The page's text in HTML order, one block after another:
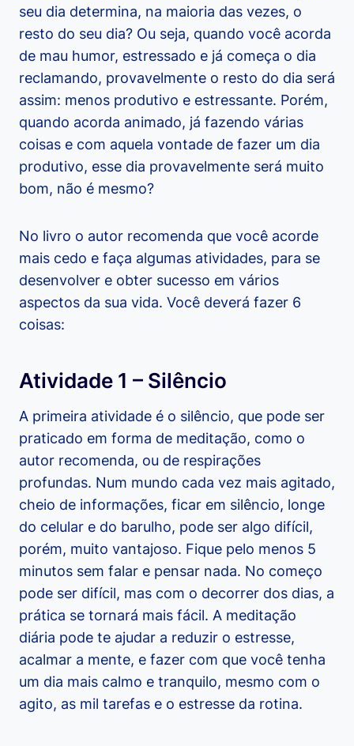
seu dia determina, na maioria das vezes, o
resto do seu dia? Ou seja, quando você acorda
de mau humor, estressado e já começa o dia
reclamando, provavelmente o resto do dia será
assim: menos produtivo e estressante. Porém,
quando acorda animado, já fazendo várias
coisas e com aquela vontade de fazer um dia
produtivo, esse dia provavelmente será muito
bom, não é mesmo?
No livro o autor recomenda que você acorde
mais cedo e faça algumas atividades, para se
desenvolver e obter sucesso em vários
aspectos da sua vida. Você deverá fazer 6
coisas:
Atividade 1 – Silêncio
A primeira atividade é o silêncio, que pode ser
praticado em forma de meditação, como o
autor recomenda, ou de respirações
profundas. Num mundo cada vez mais agitado,
cheio de informações, ficar em silêncio, longe
do celular e do barulho, pode ser algo difícil,
porém, muito vantajoso. Fique pelo menos 5
minutos sem falar e pensar nada. No começo
pode ser difícil, mas com o decorrer dos dias, a
prática se tornará mais fácil. A meditação
diária pode te ajudar a reduzir o estresse,
acalmar a mente, e fazer com que você tenha
um dia mais calmo e tranquilo, mesmo com o
agito, as mil tarefas e o estresse da rotina.